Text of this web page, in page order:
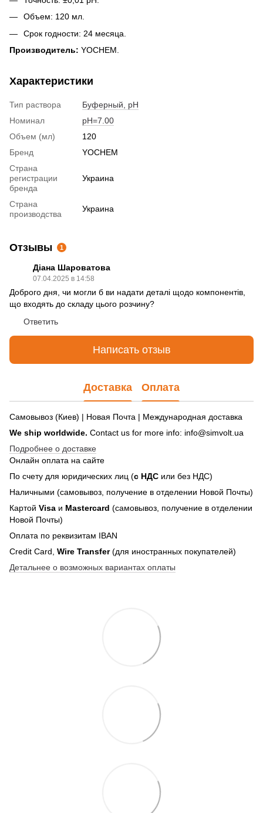
Объем: 120 мл.
Срок годности: 24 месяца.
Производитель: YOCHEM.
Характеристики
Тип раствора
Буферный, pH
Номинал
pH=7.00
Объем (мл)
120
Бренд
YOCHEM
Страна
регистрации
бренда
Украина
Страна
производства
Украина
Отзывы 1
Діана Шароватова
07.04.2025 в 14:58
Доброго дня, чи могли б ви надати деталі щодо компонентів,
що входять до складу цього розчину?
Ответить
Написать отзыв
Доставка Оплата
Самовывоз (Киев) | Новая Почта | Международная доставка
We ship worldwide. Contact us for more info: info@simvolt.ua
Подробнее о доставке
Онлайн оплата на сайте
По счету для юридических лиц (с НДС или без НДС)
Наличными (самовывоз, получение в отделении Новой Почты)
Картой Visa и Mastercard (самовывоз, получение в отделении
Новой Почты)
Оплата по реквизитам IBAN
Credit Card, Wire Transfer(для иностранных покупателей)
Детальнее о возможных вариантах оплаты